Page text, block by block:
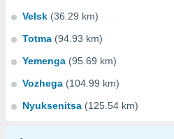
Velsk (36.29 km)
Totma (94.93 km)
Yemenga (95.69 km)
Vozhega (104.99 km)
Nyuksenitsa (125.54 km)